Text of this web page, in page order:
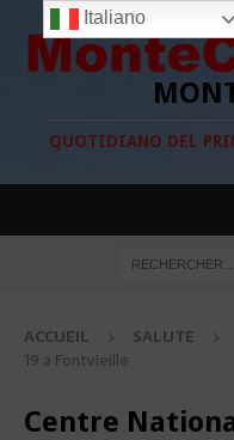
QUOTIDIANO DEL
ACCUEIL SALUTE
19 a Fontvieille
Centre
Italiano